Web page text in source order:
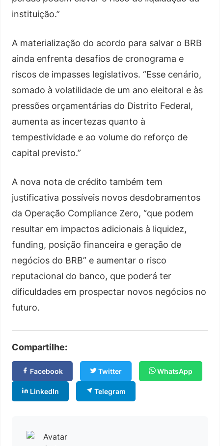
instituição.”
A materialização do acordo para salvar o BRB
ainda enfrenta desafios de cronograma e
riscos de impasses legislativos. “Esse cenário,
somado à volatilidade de um ano eleitoral e às
pressões orçamentárias do Distrito Federal,
aumenta as incertezas quanto à
tempestividade e ao volume do reforço de
capital previsto.”
A nova nota de crédito também tem
justificativa possíveis novos desdobramentos
da Operação Compliance Zero, “que podem
resultar em impactos adicionais à liquidez,
funding, posição financeira e geração de
negócios do BRB” e aumentar o risco
reputacional do banco, que poderá ter
dificuldades em prospectar novos negócios no
futuro.
Compartilhe:
Facebook Twitter WhatsApp
LinkedIn Telegram